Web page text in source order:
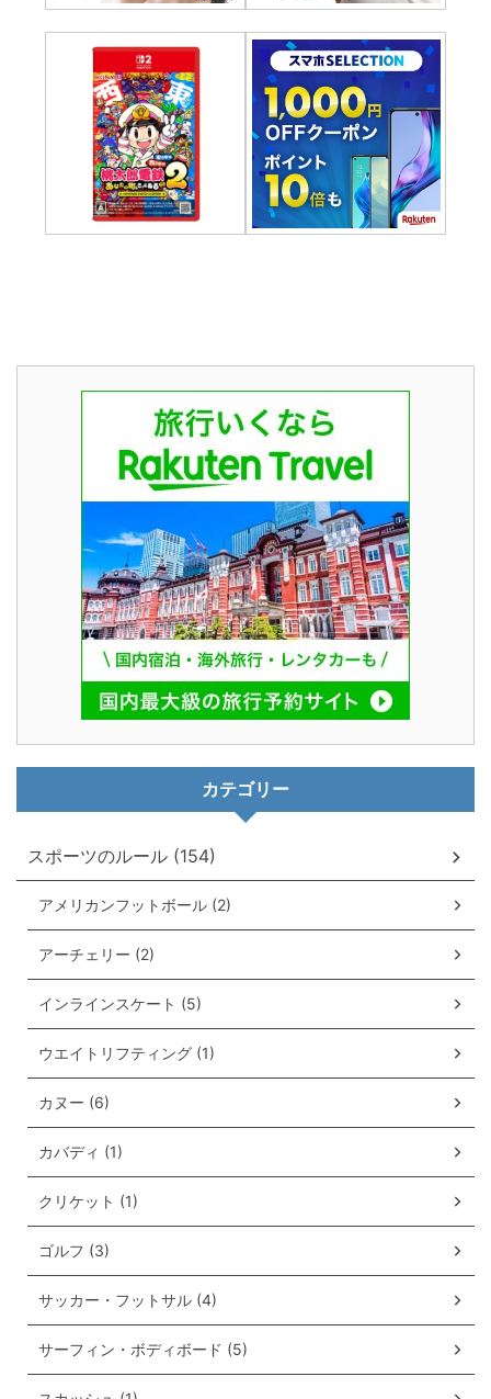
カテゴリー
スポーツのルール (154)
アメリカンフットボール (2)
アーチェリー (2)
インラインスケート (5)
ウエイトリフティング (1)
カヌー (6)
カバディ (1)
クリケット (1)
ゴルフ (3)
サッカー・フットサル (4)
サーフィン・ボディボード (5)